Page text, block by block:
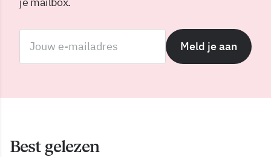
Meld je aan
Best gelezen